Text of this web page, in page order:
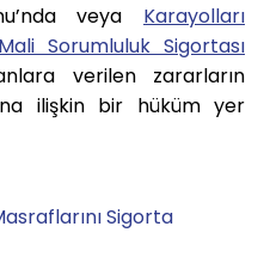
veya Karayolları
Sorumluluk Sigortası
verilen zararların
ilişkin bir hüküm yer
Sigorta